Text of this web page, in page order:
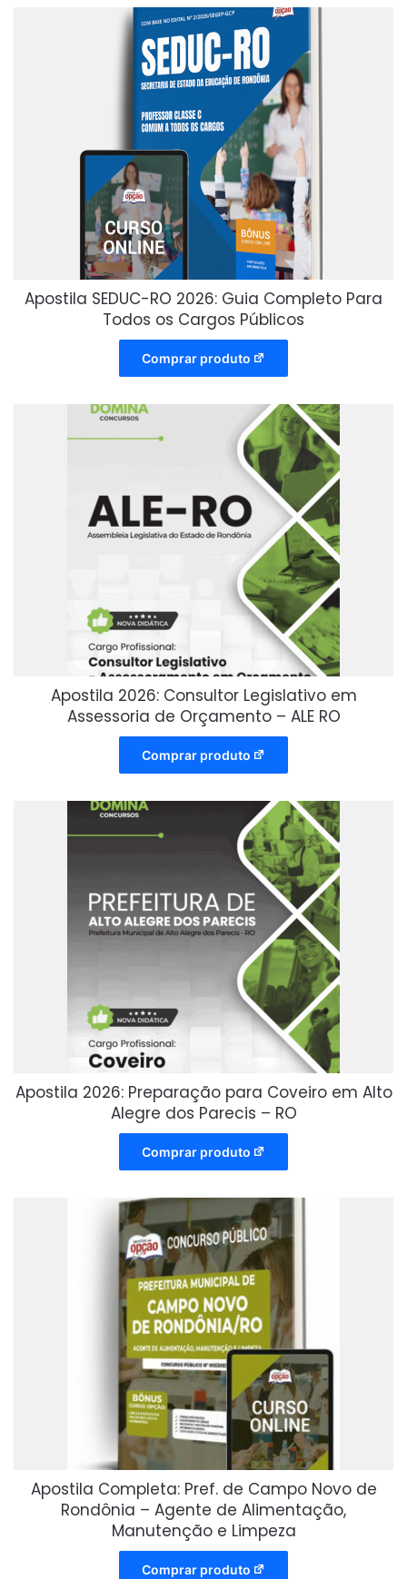
Apostila SEDUC-RO 2026: Guia Completo Para
Todos os Cargos Públicos
Comprar produto
Apostila 2026: Consultor Legislativo em
Assessoria de Orçamento – ALE RO
Comprar produto
Apostila 2026: Preparação para Coveiro em Alto
Alegre dos Parecis – RO
Comprar produto
Apostila Completa: Pref. de Campo Novo de
Rondônia – Agente de Alimentação,
Manutenção e Limpeza
Comprar produto